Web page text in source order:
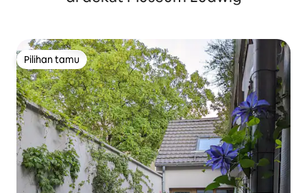
Pilihan tamu
Pilihan tamu